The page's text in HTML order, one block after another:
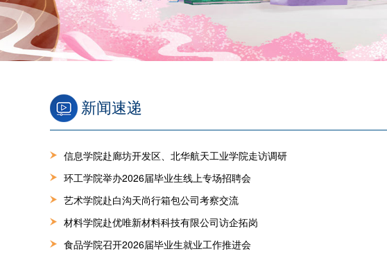
新闻速递
信息学院赴廊坊开发区、北华航天工业学院走访调研
环工学院举办2026届毕业生线上专场招聘会
艺术学院赴白沟天尚行箱包公司考察交流
材料学院赴优唯新材料科技有限公司访企拓岗
食品学院召开2026届毕业生就业工作推进会